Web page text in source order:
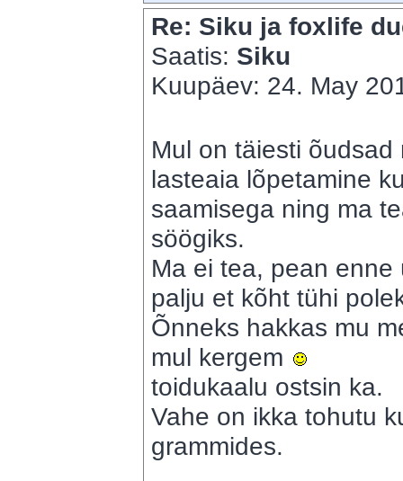
Re: Siku ja foxlife
Saatis: Siku
Kuupäev: 24. May
Mul on täiesti
lasteaia lõpetamine
saamisega ning ma
söögiks.
Ma ei tea, pean
palju et kõht tühi
Õnneks hakkas mu
mul kergem
toidukaalu ostsin ka.
Vahe on ikka tohutu
grammides.